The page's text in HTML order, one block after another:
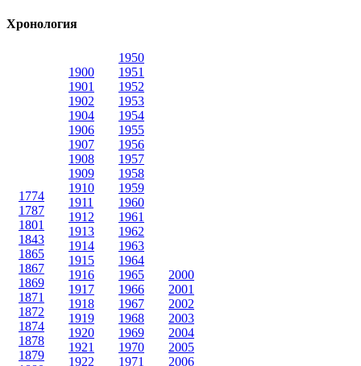
Хронология
1774
1787
1801
1843
1865
1867
1869
1871
1872
1874
1878
1879
1900
1901
1902
1904
1906
1907
1908
1909
1910
1911
1912
1913
1914
1915
1916
1917
1918
1919
1920
1921
1922
1950
1951
1952
1953
1954
1955
1956
1957
1958
1959
1960
1961
1962
1963
1964
1965
1966
1967
1968
1969
1970
1971
2000
2001
2002
2003
2004
2005
2006